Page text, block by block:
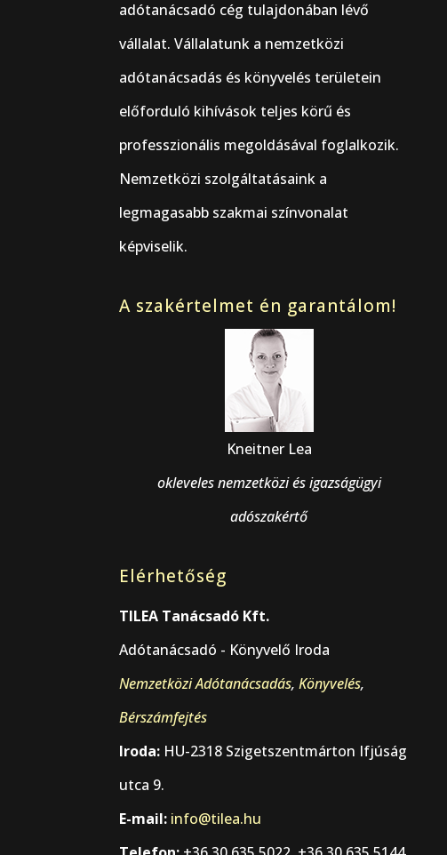
adótanácsadó cég tulajdonában lévő
vállalat. Vállalatunk a nemzetközi
adótanácsadás és könyvelés területein
előforduló kihívások teljes körű és
professzionális megoldásával foglalkozik.
Nemzetközi szolgáltatásaink a
legmagasabb szakmai színvonalat
képviselik.
A szakértelmet én garantálom!
Kneitner Lea
okleveles nemzetközi és igazságügyi
adószakértő
Elérhetőség
TILEA Tanácsadó Kft.
Adótanácsadó - Könyvelő Iroda
Nemzetközi Adótanácsadás,Könyvelés,
Bérszámfejtés
Iroda: HU-2318 Szigetszentmárton Ifjúság
utca 9.
E-mail: info@tilea.hu